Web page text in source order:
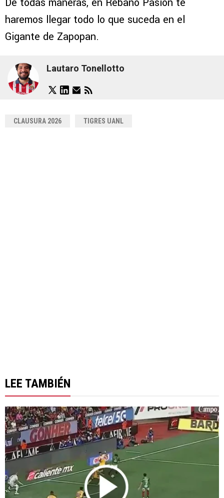
haremos llegar todo lo que suceda en el
Gigante de Zapopan.
Lautaro Tonellotto
CLAUSURA 2026 TIGRES UANL
LEE TAMBIÉN